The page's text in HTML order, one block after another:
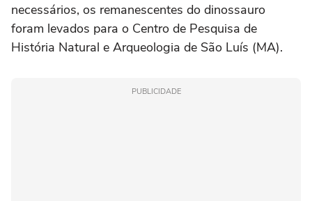
necessários, os remanescentes do dinossauro
foram levados para o Centro de Pesquisa de
História Natural e Arqueologia de São Luís (MA).
PUBLICIDADE